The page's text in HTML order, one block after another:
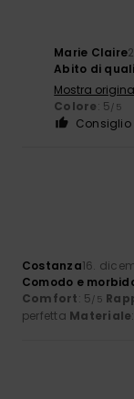
Marie Claire
Abito di
Mostra
Colore: 5/5
Costanza16.
Comodo e
Comfort: 5/5
perfetta Materiale